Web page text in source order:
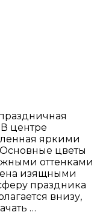
центре
яркими
цветы
оттенками
изящными
праздника
внизу,
…